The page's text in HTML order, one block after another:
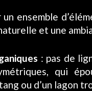
ensemble
et une
: pas de
qui
ou d’un lagon